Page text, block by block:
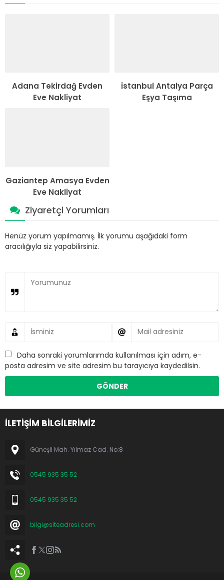
Adana Tekirdağ Evden
Eve Nakliyat
İstanbul Antalya Parça
Eşya Taşıma
Gaziantep Amasya Evden
Eve Nakliyat
Ziyaretçi Yorumları
Henüz yorum yapılmamış. İlk yorumu aşağıdaki form
aracılığıyla siz yapabilirsiniz.
Daha sonraki yorumlarımda kullanılması için adım, e-
posta adresim ve site adresim bu tarayıcıya kaydedilsin.
İLETİŞİM BİLGİLERİMİZ
Güneşli Mah. Yılmaz Cad. No:8
0545 935 35 52
0545 935 35 52
bilgi@siteadresi.com